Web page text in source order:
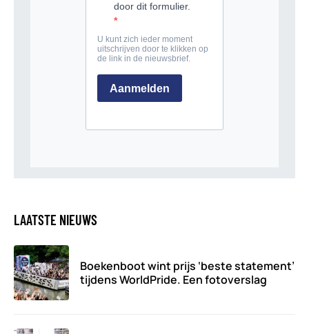
LAATSTE NIEUWS
Boekenboot wint prijs ‘beste statement’
tijdens WorldPride. Een fotoverslag